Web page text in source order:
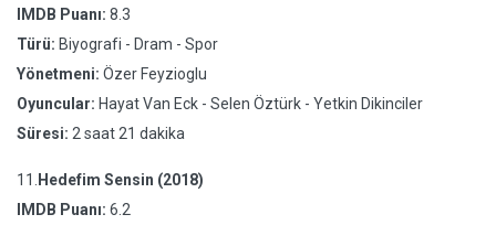
IMDB Puanı: 8.3
Türü: Biyografi - Dram - Spor
Yönetmeni: Özer Feyzioglu
Oyuncular: Hayat Van Eck - Selen Öztürk - Yetkin Dikinciler
Süresi: 2 saat 21 dakika
11. Hedefim Sensin (2018)
IMDB Puanı: 6.2